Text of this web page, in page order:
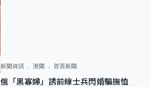
新聞資訊 港聞 首頁新聞
俄「黑寡婦」誘前線士兵閃婚騙撫恤